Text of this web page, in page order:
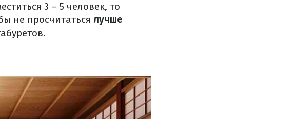
3 – 5 человек, то
не просчитаться лучше